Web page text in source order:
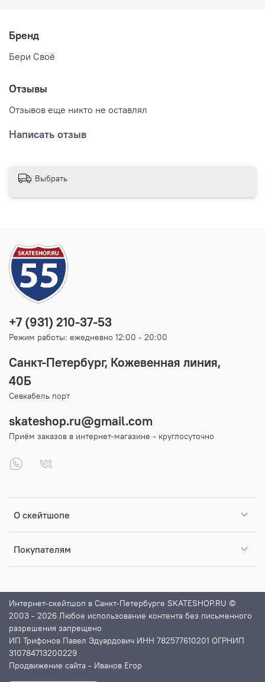
Бренд
Бери Своё
Отзывы
Отзывов еще никто не оставлял
Написать отзыв
Выбрать
О скейтшопе
Покупателям
+7 (931) 210-37-53
Режим работы: ежедневно 12:00 - 20:00
Санкт-Петербург, Кожевенная линия,
40Б
Севкабель порт
skateshop.ru@gmail.com
Приём заказов в интернет-магазине - круглосуточно
Интернет-скейтшоп в Санкт-Петербурге SKATESHOP.RU ©
2003 - 2026 Любое использование контента без письменного
разрешения запрещено
ИП Трифонов Павел Эдуардович ИНН 782577610201 ОГРНИП
310784713200229
Продвижение сайта - Иванов Егор